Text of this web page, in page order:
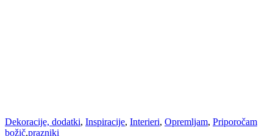
Dekoracije, dodatki, Inspiracije, Interieri, Opremljam, Priporočam
božič,prazniki